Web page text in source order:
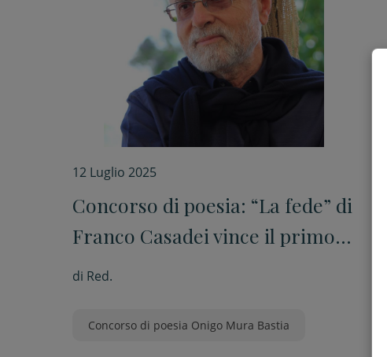
12 Luglio 2025
Concorso di poesia: “La fede” di
Franco Casadei vince il primo
premio
di Red.
Concorso di poesia Onigo Mura Bastia